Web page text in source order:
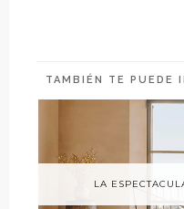
TAMBIÉN TE PUEDE
LA